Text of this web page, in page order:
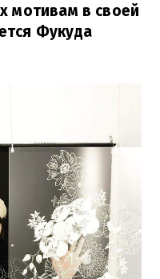
мотивам в своей
Фукуда